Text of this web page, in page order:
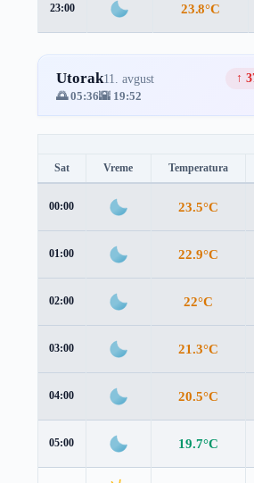
23:00 23.8°C
Utorak11. avgust ↑
🌅 05:36🌇 19:52
Sat Vreme Temperatura
00:00 23.5°C
01:00 22.9°C
02:00 22°C
03:00 21.3°C
04:00 20.5°C
05:00 19.7°C